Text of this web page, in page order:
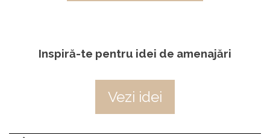
Inspiră-te pentru idei de amenajări
Vezi idei